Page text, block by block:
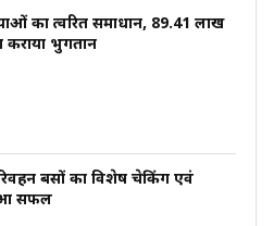
का त्वरित समाधान, 89.41 लाख
भुगतान
बसों का विशेष चेकिंग एवं
सफल